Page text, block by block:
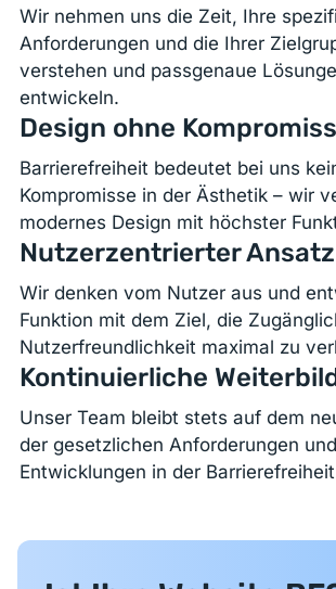
Wir nehmen uns die Zeit, Ihre
Anforderungen und die Ihrer
verstehen und passgenaue
entwickeln.
Design ohne
Barrierefreiheit bedeutet bei uns
Kompromisse in der Ästhetik – wir
modernes Design mit höchster
Nutzerzentrierter Ansatz
Wir denken vom Nutzer aus und
Funktion mit dem Ziel, die
Nutzerfreundlichkeit maximal zu
Kontinuierliche
Unser Team bleibt stets auf dem
der gesetzlichen Anforderungen
Entwicklungen in der